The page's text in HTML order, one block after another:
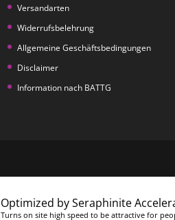
Versandarten
Widerrufsbelehrung
Allgemeine Geschäftsbedingungen
Disclaimer
Information nach BATTG
Optimized by Seraphinite
Turns on site high speed to be attractive for